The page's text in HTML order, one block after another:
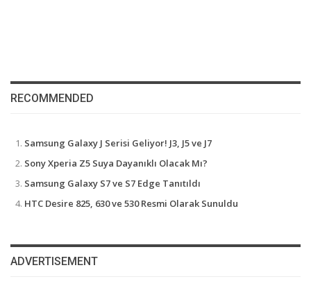
RECOMMENDED
Samsung Galaxy J Serisi Geliyor! J3, J5 ve J7
Sony Xperia Z5 Suya Dayanıklı Olacak Mı?
Samsung Galaxy S7 ve S7 Edge Tanıtıldı
HTC Desire 825, 630 ve 530 Resmi Olarak Sunuldu
ADVERTISEMENT